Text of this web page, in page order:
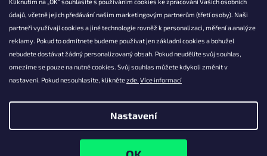
údajů, včetně jejich předávání našim marketingovým partnerům (třetí osoby). Naši
partneři využívají cookies a jiné technologie rovněž k personalizaci, měření a analýze
reklamy. Pokud to odmítnete budeme používat jen základní cookies a bohužel
nebudete dostávat žádný personalizovaný obsah. Pokud neudělíte svůj souhlas,
omezíme se pouze na nutné cookies. Svůj souhlas můžete kdykoli změnit v
nastavení. Pokud nesouhlasíte, kliknětezde. Více informací
Nastavení
FalanzoCZ